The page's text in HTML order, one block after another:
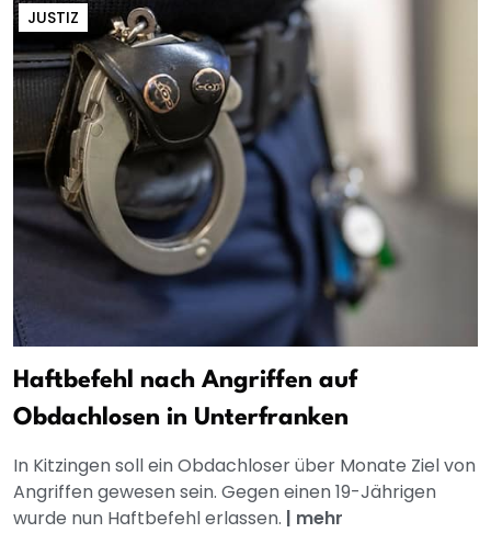
JUSTIZ
Haftbefehl nach Angriffen auf
Obdachlosen in Unterfranken
In Kitzingen soll ein Obdachloser über Monate Ziel von
Angriffen gewesen sein. Gegen einen 19-Jährigen
wurde nun Haftbefehl erlassen. | mehr